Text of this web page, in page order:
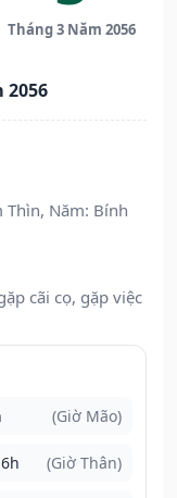
Tháng 3 Năm 2056
2056
Thìn, Năm: Bính
cãi cọ, gặp việc
(Giờ Mão)
(Giờ Thân)